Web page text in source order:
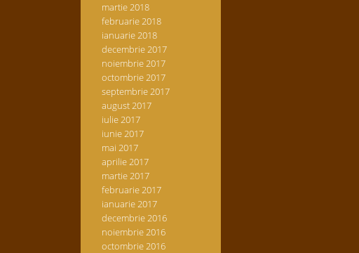
martie 2018
februarie 2018
ianuarie 2018
decembrie 2017
noiembrie 2017
octombrie 2017
septembrie 2017
august 2017
iulie 2017
iunie 2017
mai 2017
aprilie 2017
martie 2017
februarie 2017
ianuarie 2017
decembrie 2016
noiembrie 2016
octombrie 2016